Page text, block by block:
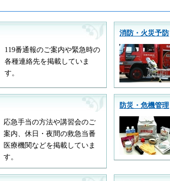
119番通報のご案内や緊急時の
各種連絡先を掲載していま
す。
消防・火災予防
応急手当の方法や講習会のご
案内、休日・夜間の救急当番
医療機関などを掲載していま
す。
防災・危機管理